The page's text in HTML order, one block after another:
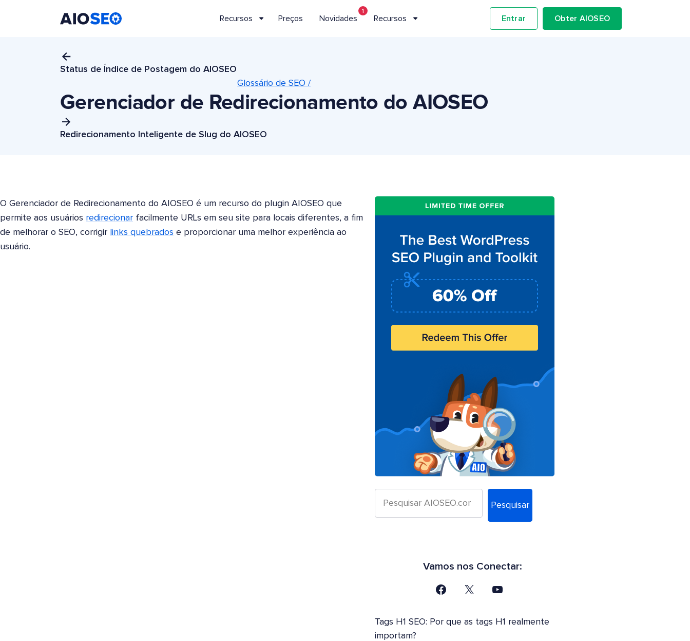
Recursos Preços Novidades
1
Recursos Entrar Obter AIOSEO
Status de Índice de Postagem do AIOSEO
Glossário de SEO /
Gerenciador de Redirecionamento do AIOSEO
Redirecionamento Inteligente de Slug do AIOSEO
O Gerenciador de Redirecionamento do AIOSEO é um recurso do plugin AIOSEO que
permite aos usuários redirecionar facilmente URLs em seu site para locais diferentes, a fim
de melhorar o SEO, corrigir links quebrados e proporcionar uma melhor experiência ao
usuário.
Pesquisar
Vamos nos Conectar:
Tags H1 SEO: Por que as tags H1 realmente
importam?